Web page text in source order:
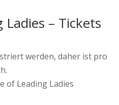
– Tickets
werden, daher ist pro